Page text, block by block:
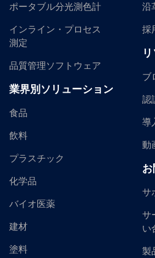
ポータブル分光測色計
インライン・プロセス
測定
品質管理ソフトウェア
業界別ソリューション
食品
飲料
プラスチック
化学品
バイオ医薬
建材
塗料
沿
採
ブ
認
導
動
サ
サ
い
製